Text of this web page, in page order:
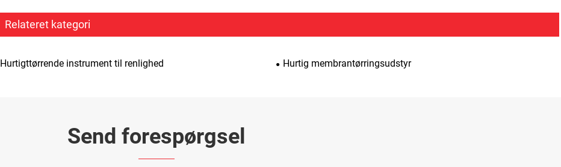
Relateret kategori
Hurtigttørrende instrument til renlighed Hurtig membrantørringsudstyr
Send forespørgsel